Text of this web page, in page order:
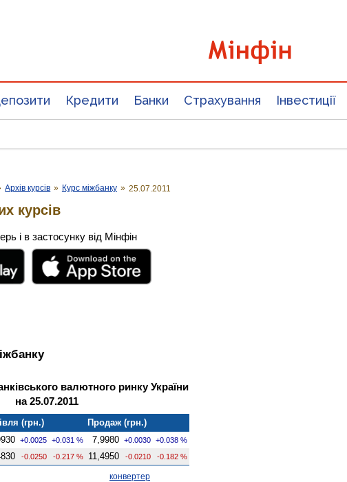
Кредити Банки Страхування Інвестиції
Архів курсів » Курс міжбанку » 25.07.2011
курсів
і в застосунку від Мінфін
валютного ринку України
на 25.07.2011
(грн.)
Продаж (грн.)
+0.0025 +0.031 % 7,9980 +0.0030 +0.038 %
-0.0250 -0.217 % 11,4950 -0.0210 -0.182 %
конвертер